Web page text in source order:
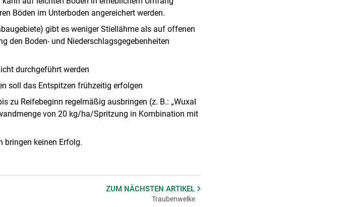
Böden im Unterboden angereichert werden.
gibt es weniger Stiellähme als auf offenen
den Boden- und Niederschlagsgegebenheiten
durchgeführt werden
soll das Entspitzen frühzeitig erfolgen
zu Reifebeginn regelmäßig ausbringen (z. B.: „Wuxal
von 20 kg/ha/Spritzung in Kombination mit
bringen keinen Erfolg.
ZUM NÄCHSTEN ARTIKEL
Traubenwelke